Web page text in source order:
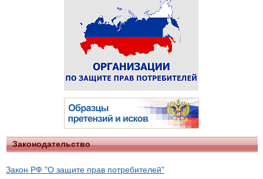
Законодательство
Закон РФ "О защите прав потребителей"